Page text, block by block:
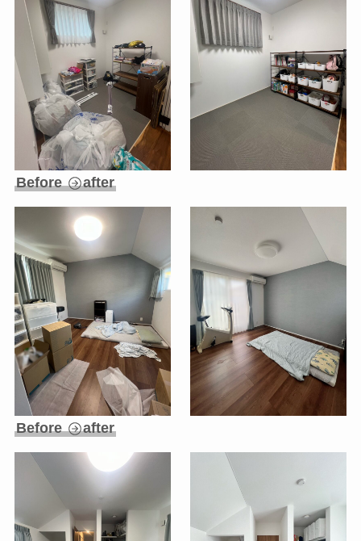
Before after
Before after